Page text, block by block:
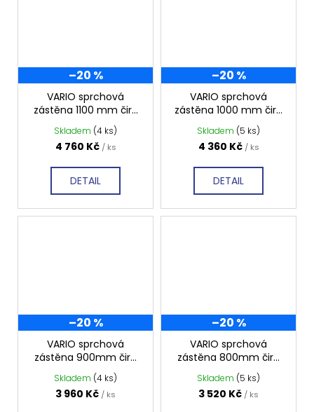
–20 %
VARIO sprchová
zástěna 1100 mm čiré
sklo GX1211
Skladem (4 ks)
4 760 Kč / ks
DETAIL
–20 %
VARIO sprchová
zástěna 1000 mm čiré
sklo GX1210
Skladem (5 ks)
4 360 Kč / ks
DETAIL
–20 %
VARIO sprchová
zástěna 900mm čiré
sklo GX1290
Skladem (4 ks)
3 960 Kč / ks
–20 %
VARIO sprchová
zástěna 800mm čiré
sklo GX1280
Skladem (5 ks)
3 520 Kč / ks